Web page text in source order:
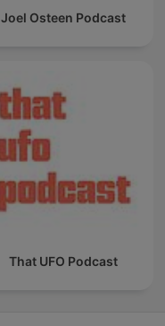
Joel Osteen Podcast
That UFO Podcast